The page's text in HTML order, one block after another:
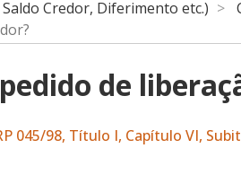
Credor, Diferimento etc.)
de
045/98, Título I, Capítulo VI,